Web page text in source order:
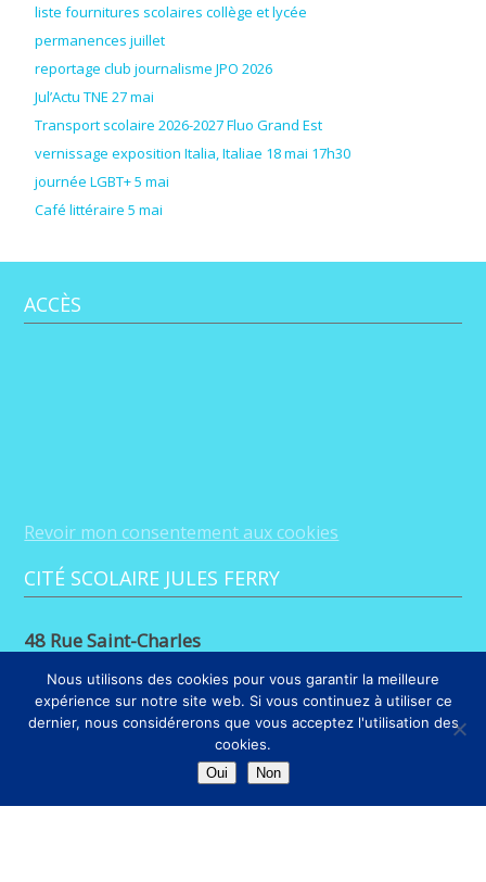
liste fournitures scolaires collège et lycée
permanences juillet
reportage club journalisme JPO 2026
Jul’Actu TNE 27 mai
Transport scolaire 2026-2027 Fluo Grand Est
vernissage exposition Italia, Italiae 18 mai 17h30
journée LGBT+ 5 mai
Café littéraire 5 mai
ACCÈS
Revoir mon consentement aux cookies
CITÉ SCOLAIRE JULES FERRY
48 Rue Saint-Charles
03 29 56 26 68
Nous utilisons des cookies pour vous garantir la meilleure
expérience sur notre site web. Si vous continuez à utiliser ce
dernier, nous considérerons que vous acceptez l'utilisation des
cookies.
Oui Non